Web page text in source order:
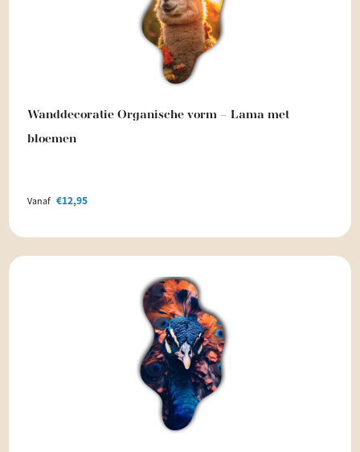
Wanddecoratie Organische vorm – Lama met
bloemen
Vanaf €12,95